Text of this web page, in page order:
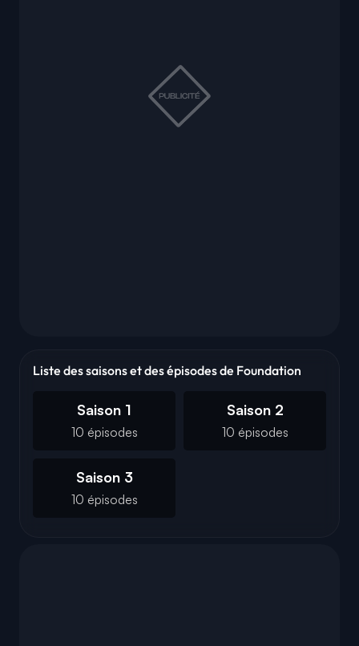
Liste des saisons et des épisodes de Foundation
Saison 1
10 épisodes
Saison 2
10 épisodes
Saison 3
10 épisodes